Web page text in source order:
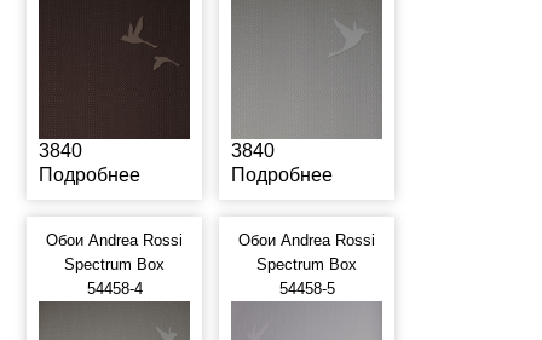
3840
Подробнее
3840
Подробнее
Обои Andrea Rossi
Spectrum Box
54458-4
Обои Andrea Rossi
Spectrum Box
54458-5